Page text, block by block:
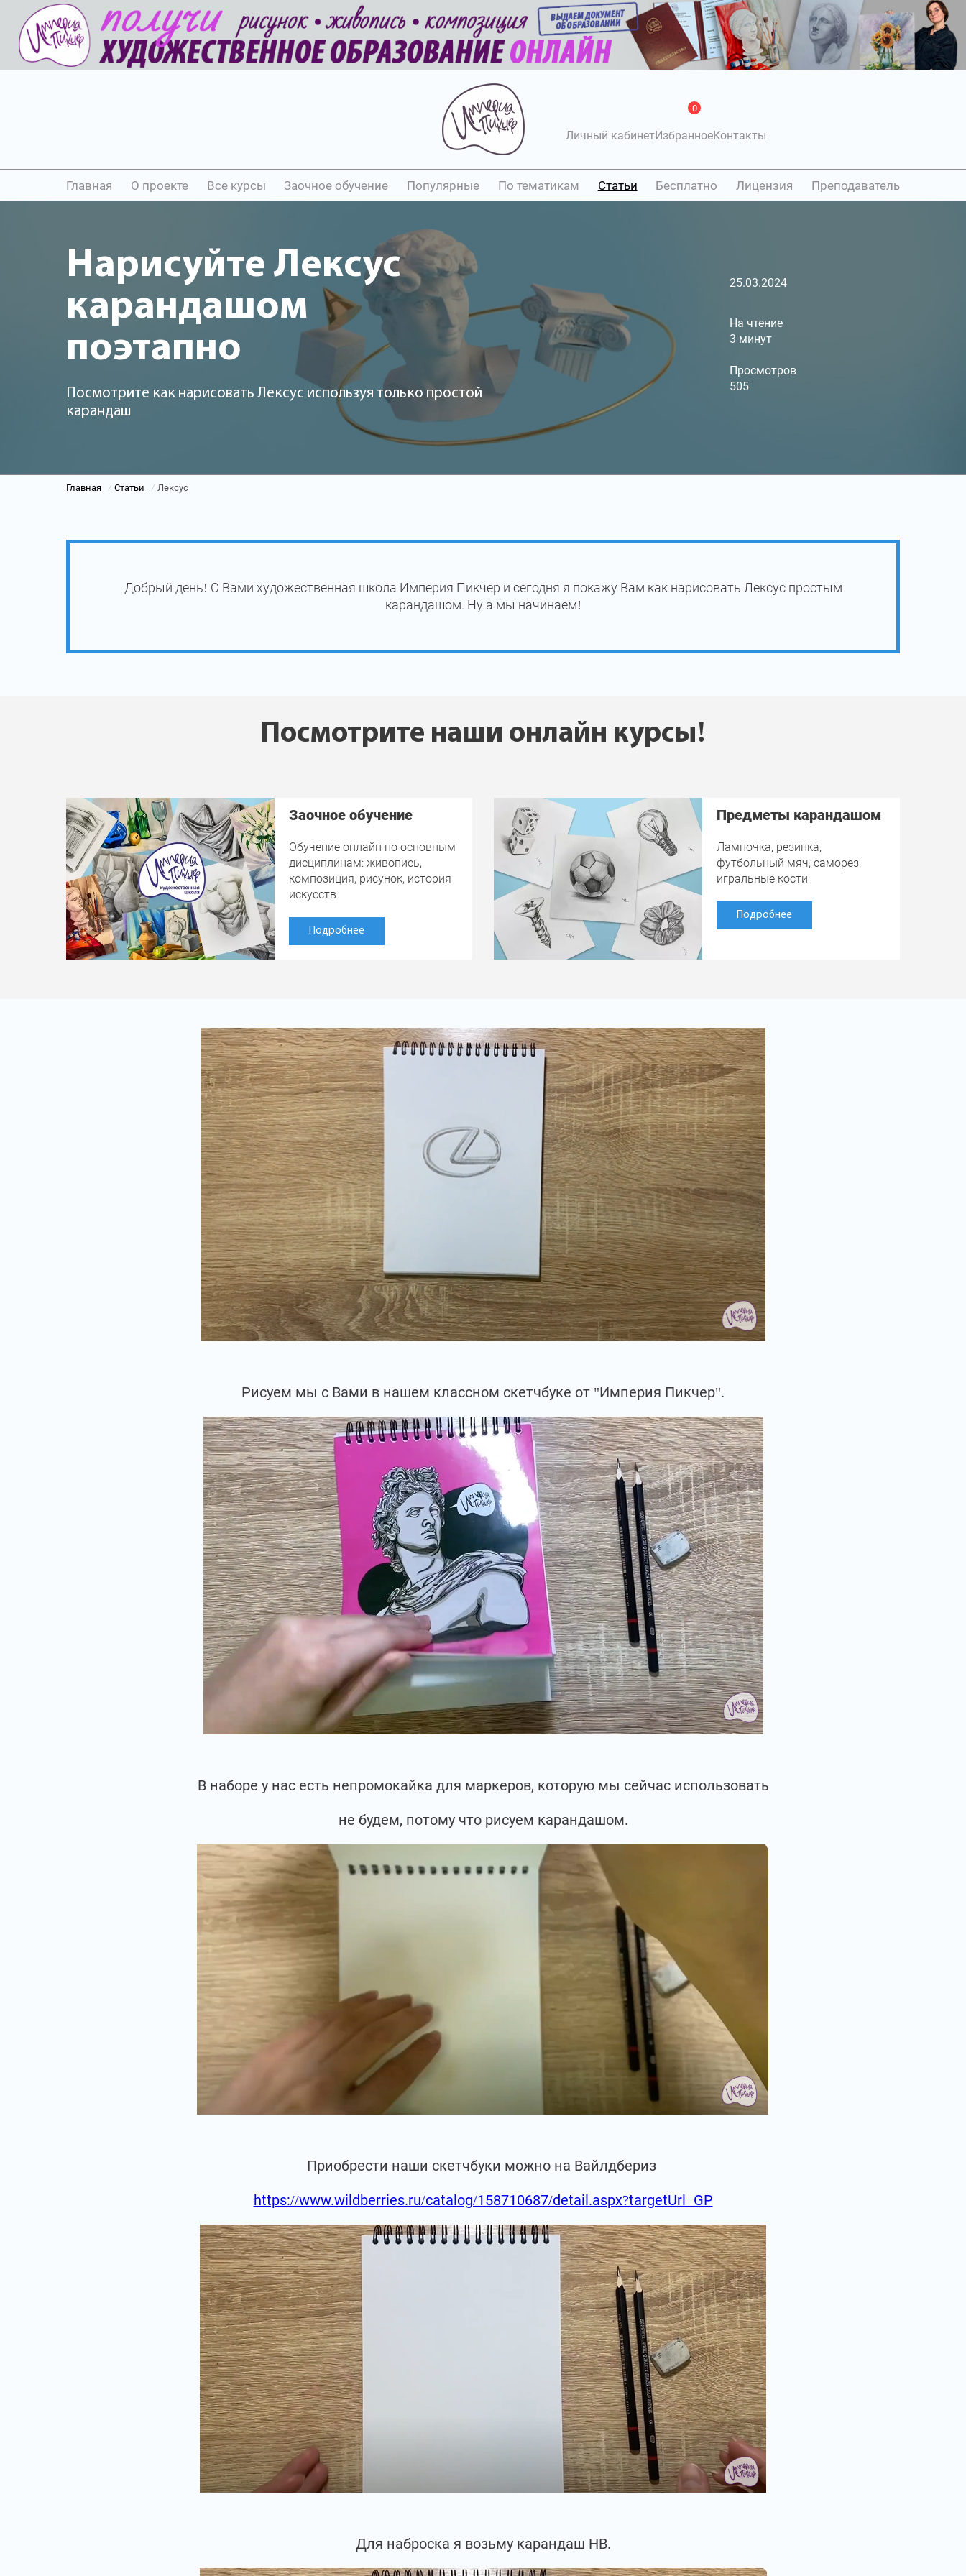
Личный кабинетИзбранное
0
Контакты
Главная О проекте Все курсы Заочное обучение Популярные По тематикам Статьи Бесплатно Лицензия Преподаватель
Нарисуйте Лексус
карандашом
поэтапно
Посмотрите как нарисовать Лексус используя только простой
карандаш
25.03.2024
На чтение
3 минут
Просмотров
505
Главная / Статьи / Лексус
Добрый день! С Вами художественная школа Империя Пикчер и сегодня я покажу Вам как нарисовать Лексус простым
карандашом. Ну а мы начинаем!
Посмотрите наши онлайн курсы!
Заочное обучение
Обучение онлайн по основным
дисциплинам: живопись,
композиция, рисунок, история
искусств
Подробнее
Предметы карандашом
Лампочка, резинка,
футбольный мяч, саморез,
игральные кости
Подробнее
Рисуем мы с Вами в нашем классном скетчбуке от "Империя Пикчер".
В наборе у нас есть непромокайка для маркеров, которую мы сейчас использовать
не будем, потому что рисуем карандашом.
Приобрести наши скетчбуки можно на Вайлдбериз
https://www.wildberries.ru/catalog/158710687/detail.aspx?targetUrl=GP
Для наброска я возьму карандаш НВ.